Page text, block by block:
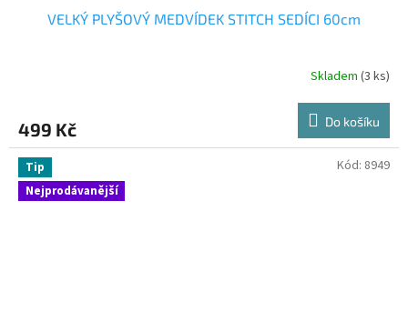
VELKÝ PLYŠOVÝ MEDVÍDEK STITCH SEDÍCI 60cm
Skladem (3 ks)
499 Kč Do košíku
Tip
Nejprodávanější
Kód: 8949